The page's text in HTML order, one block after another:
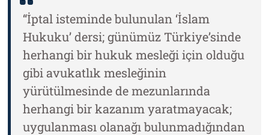
“İptal isteminde bulunulan ‘İslam
Hukuku’ dersi; günümüz Türkiye’sinde
herhangi bir hukuk mesleği için olduğu
gibi avukatlık mesleğinin
yürütülmesinde de mezunlarında
herhangi bir kazanım yaratmayacak;
uygulanması olanağı bulunmadığından